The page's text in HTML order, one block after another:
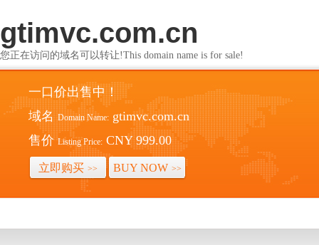
gtimvc.com.cn
您正在访问的域名可以转让!This domain name is for sale!
一口价出售中！
域名 Domain Name: gtimvc.com.cn
售价 Listing Price: CNY 999.00
立即购买 >> BUY NOW >>